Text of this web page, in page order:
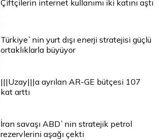
Çiftçilerin internet kullanımı iki katını aştı
Türkiye`nin yurt dışı enerji stratejisi güçlü
ortaklıklarla büyüyor
|||Uzay|||a ayrılan AR-GE bütçesi 107
kat arttı
İran savaşı ABD`nin stratejik petrol
rezervlerini aşağı çekti